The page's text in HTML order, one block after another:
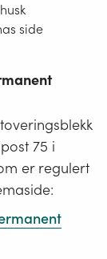
side
75 i
er regulert